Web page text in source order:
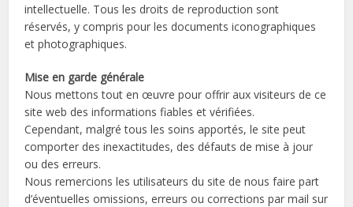
intellectuelle. Tous les droits de reproduction sont
réservés, y compris pour les documents iconographiques
et photographiques.
Mise en garde générale
Nous mettons tout en œuvre pour offrir aux visiteurs de ce
site web des informations fiables et vérifiées.
Cependant, malgré tous les soins apportés, le site peut
comporter des inexactitudes, des défauts de mise à jour
ou des erreurs.
Nous remercions les utilisateurs du site de nous faire part
d’éventuelles omissions, erreurs ou corrections par mail sur